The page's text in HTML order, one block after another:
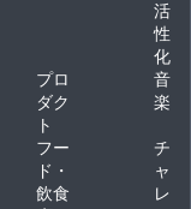
活
性
化
プロ
ダク
ト
音
楽
フー
ド・
飲食
チ
ャ
レ